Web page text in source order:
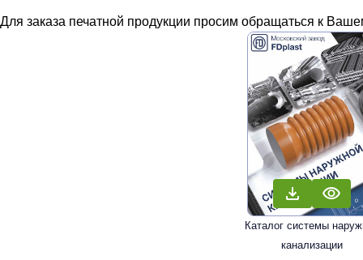
Для заказа печатной продукции просим обращаться к
Каталог системы
канализации